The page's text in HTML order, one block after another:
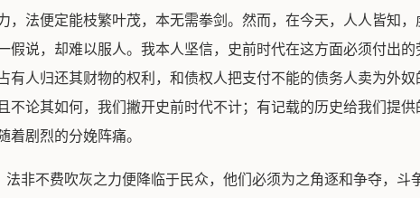
法便定能枝繁叶茂，本无需拳剑。然而，在今天，人人皆知
说，却难以服人。我本人坚信，史前时代在这方面必须付出
人归还其财物的权利，和债权人把支付不能的债务人卖为外奴
论其如何，我们撇开史前时代不计；有记载的历史给我们提
剧烈的分娩阵痛。
非不费吹灰之力便降临于民众，他们必须为之角逐和争夺，斗